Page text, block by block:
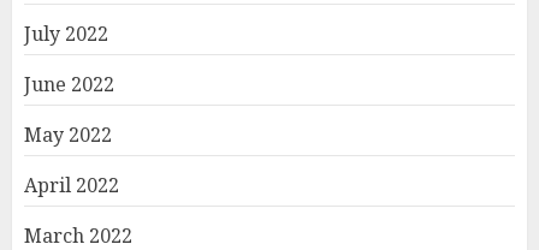
July 2022
June 2022
May 2022
April 2022
March 2022